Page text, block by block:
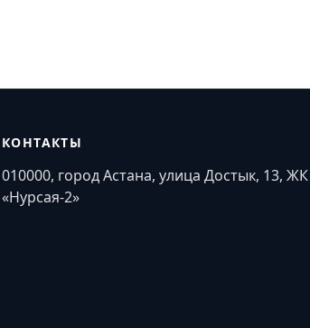
КОНТАКТЫ
010000, город Астана, улица Достык, 13, ЖК
«Нурсая-2»